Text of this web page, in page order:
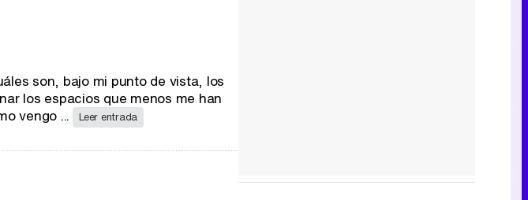
son, bajo mi punto de vista, los
los espacios que menos me han
vengo ...
Leer entrada